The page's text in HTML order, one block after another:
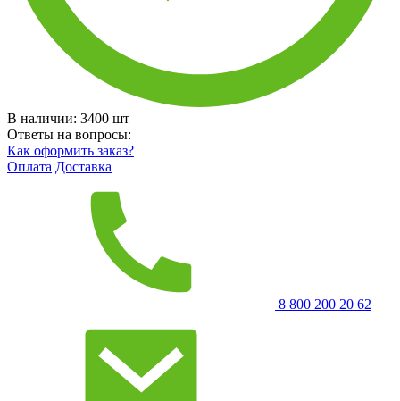
В наличии: 3400 шт
Ответы на вопросы:
Как оформить заказ?
Оплата Доставка
8 800 200 20 62